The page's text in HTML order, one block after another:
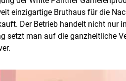
einzigartige Bruthaus für die
Der Betrieb handelt nicht nur
setzt man auf die ganzheitliche